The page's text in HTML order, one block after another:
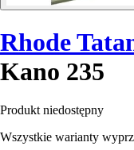
Rhode
Kano 235
Produkt niedostępny
Wszystkie warianty